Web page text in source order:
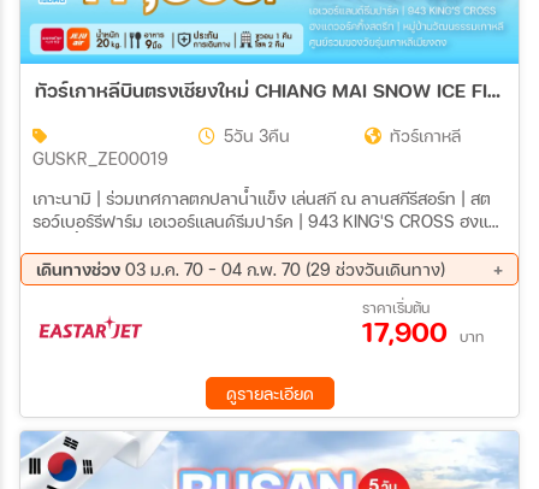
ทัวร์เกาหลีบินตรงเชียงใหม่ CHIANG MAI SNOW ICE FISHING 5วัน 3คืน (ZE,7C)
GUSKR_ZE00019
5วัน 3คืน ทัวร์เกาหลี
เกาะนามิ | ร่วมเทศกาลตกปลาน้ำแข็ง เล่นสกี ณ ลานสกีรีสอร์ท | สต
รอว์เบอร์รีฟาร์ม เอเวอร์แลนด์รีมปาร์ค | 943 KING'S CROSS ฮงแด
เมียงดง
เดินทางช่วง 03 ม.ค. 70 - 04 ก.พ. 70 (29 ช่วงวันเดินทาง)
04 ม.ค. 70 - 08 ม.ค. 70
05 ม.ค. 70 - 09 ม.ค. 70
06 ม.ค. 70 - 10 ม.ค. 70
08 ม.ค. 70 - 12 ม.ค. 70
10 ม.ค. 70 - 14 ม.ค. 70
12 ม.ค. 70 - 16 ม.ค. 70
13 ม.ค. 70 - 17 ม.ค. 70
14 ม.ค. 70 - 18 ม.ค. 70
15 ม.ค. 70 - 19 ม.ค. 70
16 ม.ค. 70 - 20 ม.ค. 70
17 ม.ค. 70 - 21 ม.ค. 70
18 ม.ค. 70 - 22 ม.ค. 70
ราคาเริ่มต้น
17,900 บาท
ดูรายละเอียด